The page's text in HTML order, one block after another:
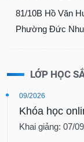
81/10B Hồ Văn
Phường Đức
LỚP HỌC
09/2026
Khóa học
Khai giảng: 07/